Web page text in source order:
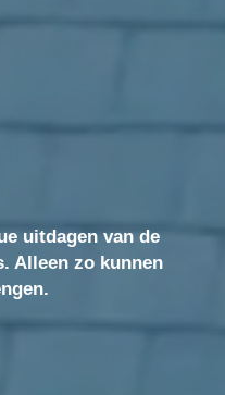
uitdagen van de
Alleen zo kunnen
uitdagen van de
Alleen zo kunnen